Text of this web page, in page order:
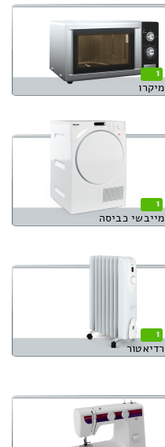
1
מיקרו
1
מייבשי כביסה
1
רדיאטור